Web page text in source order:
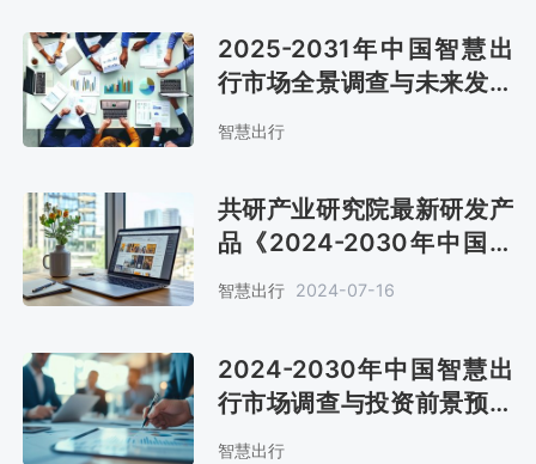
2025-2031年中国智慧出
行市场全景调查与未来发展
趋势报告
智慧出行
共研产业研究院最新研发产
品《2024-2030年中国智
慧出行市场调查与投资战略
报告》上线
智慧出行 2024-07-16
2024-2030年中国智慧出
行市场调查与投资前景预测
报告
智慧出行